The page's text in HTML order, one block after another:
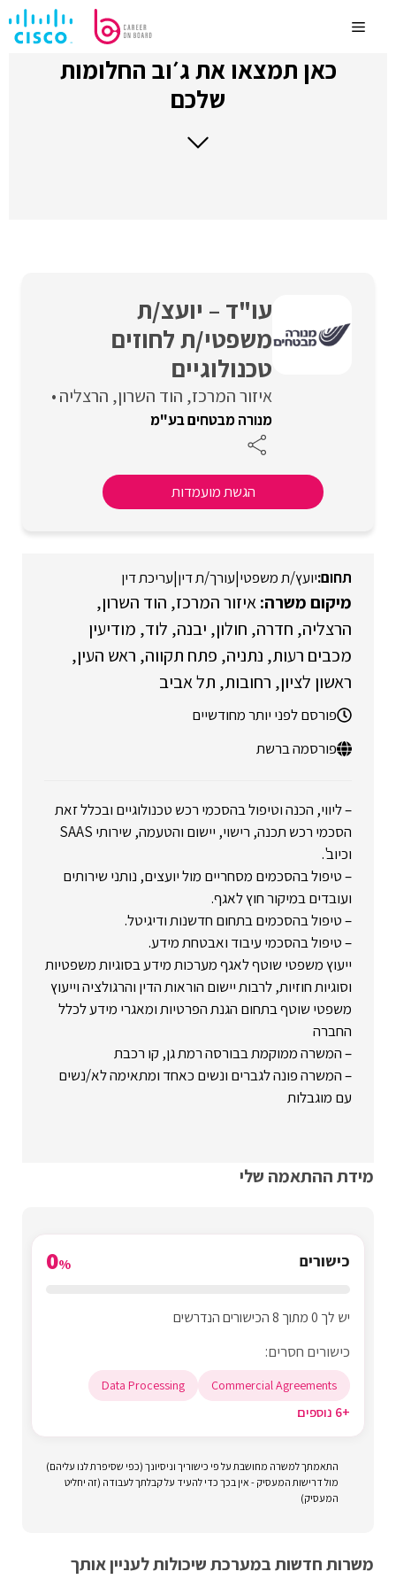
לתוכןMenu
כאן תמצאו את ג׳וב החלומות
שלכם
עו"ד – יועצ/ת
משפטי/ת לחוזים
טכנולוגיים
איזור המרכז הוד השרון הרצליה
מנורה מבטחים בע"מ
הגשת מועמדות
יועץ/ת משפטי|עורך/ת דין|עריכת דין
איזור המרכז הוד השרון
הרצליה חדרה חולון יבנה לוד מודיעין
מכבים רעות נתניה פתח תקווה ראש העין
ראשון לציון רחובות תל אביב
פורסם לפני יותר מחודשיים
פורסמה ברשת
– ליווי, הכנה וטיפול בהסכמי רכש טכנולוגיים ובכלל זאת
הסכמי רכש תכנה, רישוי, יישום והטעמה, שירותי SAAS
וכיוב'.
– טיפול בהסכמים מסחריים מול יועצים, נותני שירותים
ועובדים במיקור חוץ לאגף.
– טיפול בהסכמים בתחום חדשנות ודיגיטל.
– טיפול בהסכמי עיבוד ואבטחת מידע.
ייעוץ משפטי שוטף לאגף מערכות מידע בסוגיות משפטיות
וסוגיות חוזיות, לרבות יישום הוראות הדין והרגולציה וייעוץ
משפטי שוטף בתחום הגנת הפרטיות ומאגרי מידע לכלל
החברה
– המשרה ממוקמת בבורסה רמת גן, קו רכבת
– המשרה פונה לגברים ונשים כאחד ומתאימה לא/נשים
עם מוגבלות
מידת ההתאמה שלי
כישורים 0%
יש לך 0 מתוך 8 הכישורים הנדרשים
כישורים חסרים:
Commercial Agreements
Data Processing
+6 נוספים
התאמתך למשרה מחושבת על פי כישוריך וניסיונך (כפי שסיפרת לנו עליהם)
מול דרישות המעסיק - אין בכך כדי להעיד על קבלתך לעבודה (זה יחליט
המעסיק)
משרות חדשות במערכת שיכולות לעניין אותך